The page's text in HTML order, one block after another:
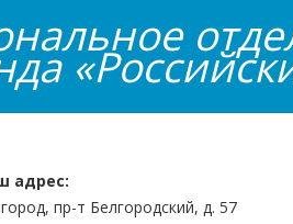
адрес:
пр-т Белгородский, д. 57